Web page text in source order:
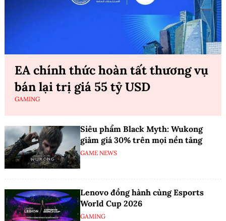
EA chính thức hoàn tất thương vụ
bán lại trị giá 55 tỷ USD
GAMING
Siêu phẩm Black Myth: Wukong
giảm giá 30% trên mọi nền tảng
GAME NEWS
Lenovo đồng hành cùng Esports
World Cup 2026
GAMING